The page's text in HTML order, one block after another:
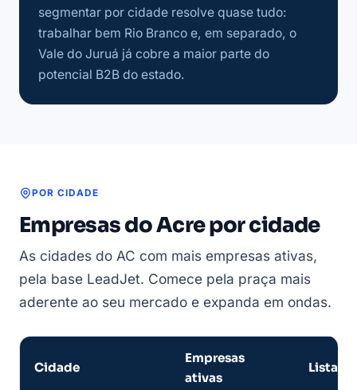
segmentar por cidade resolve quase tudo:
trabalhar bem Rio Branco e, em separado, o
Vale do Juruá já cobre a maior parte do
potencial B2B do estado.
POR CIDADE
Empresas do Acre por cidade
As cidades do AC com mais empresas ativas,
pela base LeadJet. Comece pela praça mais
aderente ao seu mercado e expanda em ondas.
Cidade
Empresas
ativas
Lista